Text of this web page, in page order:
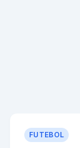
FUTEBOL